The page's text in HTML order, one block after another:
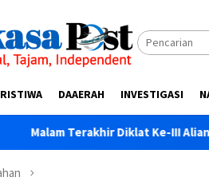
DAAERAH INVESTIGASI
Diklat Ke-III Aliansi Jaya Bersatu,